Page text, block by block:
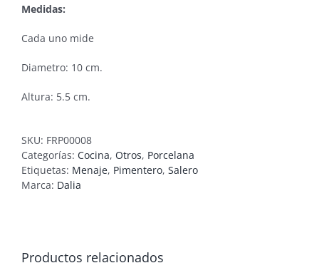
Medidas:
Cada uno mide
Diametro: 10 cm.
Altura: 5.5 cm.
SKU: FRP00008
Categorías: Cocina, Otros, Porcelana
Etiquetas: Menaje, Pimentero, Salero
Marca: Dalia
Productos relacionados